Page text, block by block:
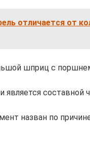
отличается от
шприц с
является
назван по